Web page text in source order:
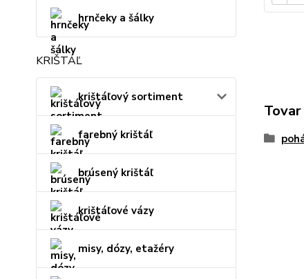
hrnčeky a šálky
KRIŠTÁĽ
krištáľový sortiment
farebný krištáľ
brúsený krištáľ
krištáľové vázy
misy, dózy, etažéry